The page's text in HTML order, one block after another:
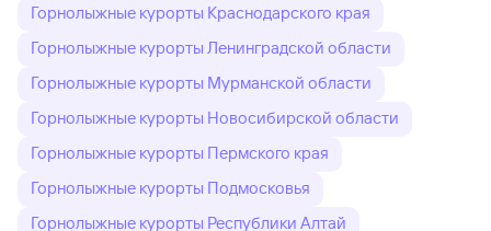
Горнолыжные курорты Краснодарского края
Горнолыжные курорты Ленинградской области
Горнолыжные курорты Мурманской области
Горнолыжные курорты Новосибирской области
Горнолыжные курорты Пермского края
Горнолыжные курорты Подмосковья
Горнолыжные курорты Республики Алтай